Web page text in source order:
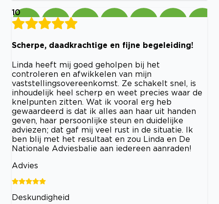
10
Scherpe, daadkrachtige en fijne begeleiding!
Linda heeft mij goed geholpen bij het
controleren en afwikkelen van mijn
vaststellingsovereenkomst. Ze schakelt snel, is
inhoudelijk heel scherp en weet precies waar de
knelpunten zitten. Wat ik vooral erg heb
gewaardeerd is dat ik alles aan haar uit handen
geven, haar persoonlijke steun en duidelijke
adviezen; dat gaf mij veel rust in de situatie. Ik
ben blij met het resultaat en zou Linda en De
Nationale Adviesbalie aan iedereen aanraden!
Advies
Deskundigheid